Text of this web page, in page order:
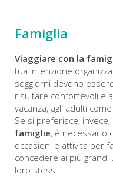
Famiglia
Viaggiare con la
tua intenzione
soggiorni devono
risultare confortevoli e
vacanza, agli adulti
Se si preferisce, invece,
famiglie, è necessario
occasioni e attività per
concedere ai più grandi
loro stessi.